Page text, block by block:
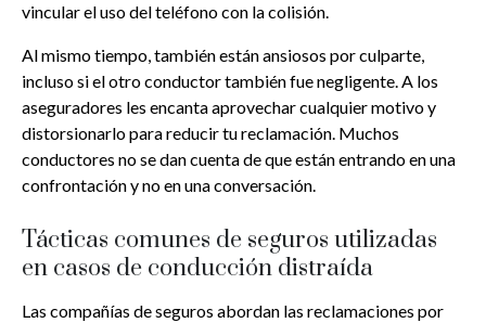
vincular el uso del teléfono con la colisión.
Al mismo tiempo, también están ansiosos por culparte,
incluso si el otro conductor también fue negligente. A los
aseguradores les encanta aprovechar cualquier motivo y
distorsionarlo para reducir tu reclamación. Muchos
conductores no se dan cuenta de que están entrando en una
confrontación y no en una conversación.
Tácticas comunes de seguros utilizadas
en casos de conducción distraída
Las compañías de seguros abordan las reclamaciones por